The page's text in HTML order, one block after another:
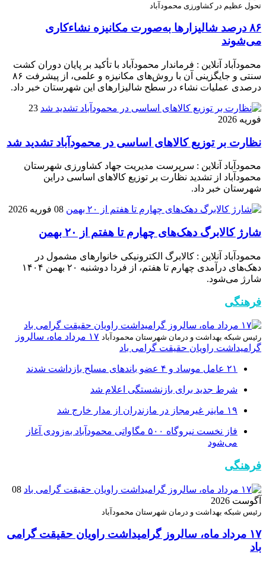
تحول عظیم در کشاورزی محمودآباد
۸۶ درصد شالیزارها به‌صورت مکانیزه نشاءکاری
می‌شوند
محمودآباد آنلاین : فرماندار محمودآباد با تأکید بر پایان دوران کشت
سنتی و جایگزینی آن با روش‌های مکانیزه و علمی، از پیشرفت ۸۶
درصدی عملیات نشاء در سطح شالیزارهای این شهرستان خبر داد.
23
فوریه 2026
نظارت بر توزیع کالا‌های اساسی در محمودآباد تشدید شد
محمودآباد آنلاین : سرپرست مدیریت جهاد کشاورزی شهرستان
محمودآباد از تشدید نظارت بر توزیع کالا‌های اساسی دراین
شهرستان خبر داد.
08 فوریه 2026
شارژ کالابرگ دهک‌های چهارم تا هفتم از ۲۰ بهمن
محمودآباد آنلاین : کالابرگ الکترونیکی خانوار‌های مشمول در
دهک‌های درآمدی چهارم تا هفتم، از فردا دوشنبه ۲۰ بهمن ۱۴۰۴
شارژ می‌شود.
فرهنگی
رئیس شبکه بهداشت و درمان شهرستان محمودآباد
۱۷ مرداد ماه، سالروز
گرامیداشت راویان حقیقت گرامی باد
۲۱ عامل موساد و ۴ عضو باند‌های مسلح بازداشت شدند
شرط جدید برای بازنشستگی اعلام شد
۱۹ ماینر غیرمجاز در مازندران از مدار خارج شد
فاز نخست نیروگاه ۵۰۰ مگاواتی محمودآباد به‌زودی آغاز
می‌شود
فرهنگی
08
آگوست 2026
رئیس شبکه بهداشت و درمان شهرستان محمودآباد
۱۷ مرداد ماه، سالروز گرامیداشت راویان حقیقت گرامی
باد